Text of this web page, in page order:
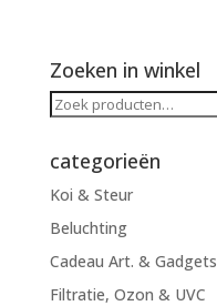
Zoeken in winkel
Zoeken
categorieën
Koi & Steur
Beluchting
Cadeau Art. & Gadgets
Filtratie, Ozon & UVC